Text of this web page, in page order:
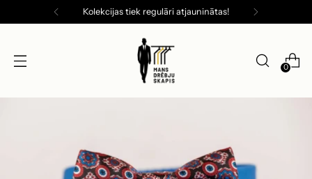
Kolekcijas tiek regulāri atjauninātas!
0